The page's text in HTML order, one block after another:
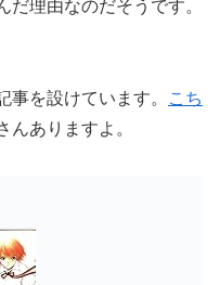
理由なのだそうです。
を設けています。
こち
んありますよ。